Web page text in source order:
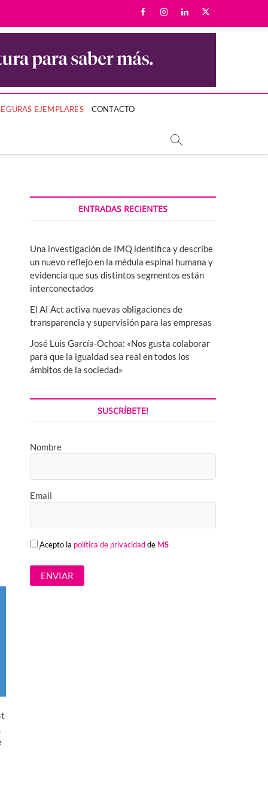
facebookinstagram
linkedintwitter
EJEMPLARES CONTACTO
ENTRADAS RECIENTES
Una investigación de IMQ identifica y describe
un nuevo reflejo en la médula espinal humana y
evidencia que sus distintos segmentos están
interconectados
El AI Act activa nuevas obligaciones de
transparencia y supervisión para las empresas
José Luis García-Ochoa: «Nos gusta colaborar
para que la igualdad sea real en todos los
ámbitos de la sociedad»
SUSCRÍBETE!
Nombre
Email
Acepto la política de privacidadde MS